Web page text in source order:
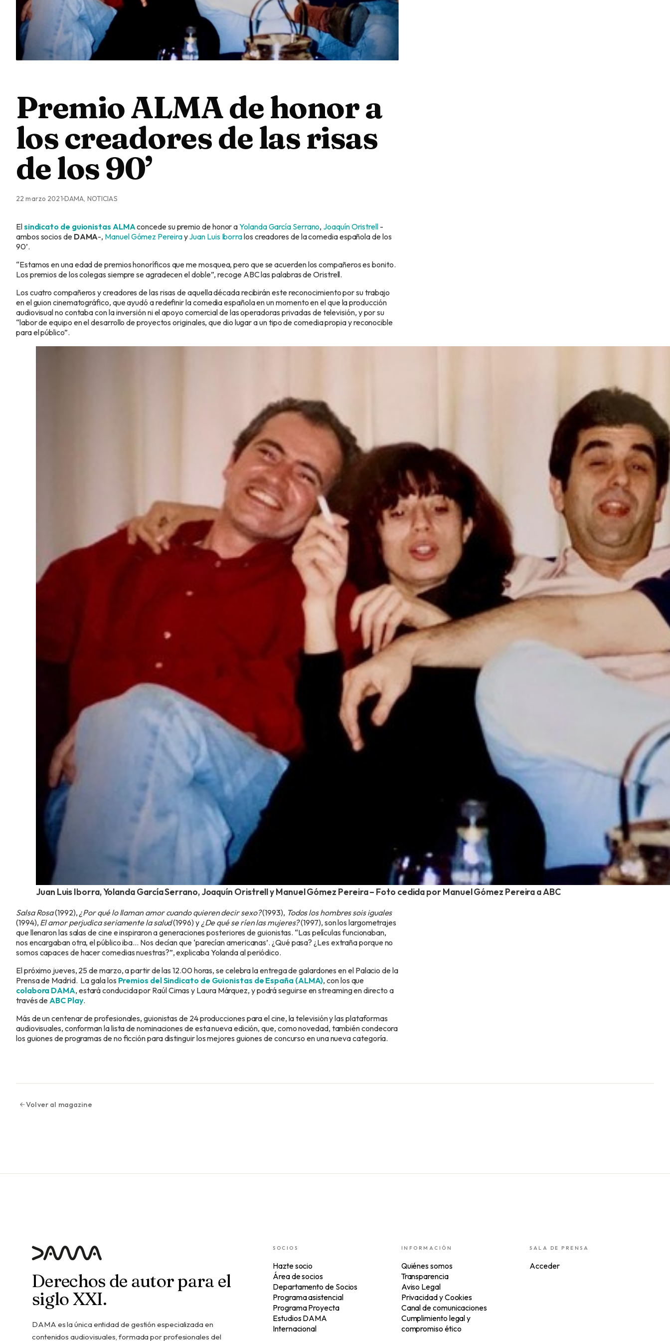
Premio ALMA de honor a
los creadores de las risas
de los 90’
22 marzo 2021 DAMA, NOTICIAS
Elsindicato de guionistas ALMAconcede su premio de honor aYolanda García Serrano, Joaquín Oristrell-
ambos socios de DAMA-, Manuel Gómez PereirayJuan Luis Iborralos creadores de la comedia española de los
90’.
“Estamos en una edad de premios honoríficos que me mosquea, pero que se acuerden los compañeros es bonito.
Los premios de los colegas siempre se agradecen el doble”, recoge ABC las palabras de Oristrell.
Los cuatro compañeros y creadores de las risas de aquella década recibirán este reconocimiento por su trabajo
en el guion cinematográfico, que ayudó a redefinir la comedia española en un momento en el que la producción
audiovisual no contaba con la inversión ni el apoyo comercial de las operadoras privadas de televisión, y por su
“labor de equipo en el desarrollo de proyectos originales, que dio lugar a un tipo de comedia propia y reconocible
para el público”.
Juan Luis Iborra, Yolanda García Serrano, Joaquín Oristrell y Manuel Gómez Pereira – Foto cedida por Manuel Gómez Pereira a ABC
Salsa Rosa(1992), ¿Por qué lo llaman amor cuando quieren decir sexo?(1993), Todos los hombres sois iguales
(1994), El amor perjudica seriamente la salud(1996) y ¿De qué se ríen las mujeres?(1997), son los largometrajes
que llenaron las salas de cine e inspiraron a generaciones posteriores de guionistas. “Las películas funcionaban,
nos encargaban otra, el público iba… Nos decían que ‘parecían americanas’. ¿Qué pasa? ¿Les extraña porque no
somos capaces de hacer comedias nuestras?”, explicaba Yolanda al periódico.
El próximo jueves, 25 de marzo, a partir de las 12.00 horas, se celebra la entrega de galardones en el Palacio de la
Prensa de Madrid. La gala los Premios del Sindicato de Guionistas de España (ALMA), con los que
colabora DAMA, estará conducida por Raúl Cimas y Laura Márquez, y podrá seguirse en streaming en directo a
través deABC Play.
Más de un centenar de profesionales, guionistas de 24 producciones para el cine, la televisión y las plataformas
audiovisuales, conforman la lista de nominaciones de esta nueva edición, que, como novedad, también condecora
los guiones de programas de no ficción para distinguir los mejores guiones de concurso en una nueva categoría.
Volver al magazine
Derechos de autor para el
siglo XXI.
DAMA es la única entidad de gestión especializada en
contenidos audiovisuales, formada por profesionales del
SOCIOS
Hazte socio
Área de socios
Departamento de Socios
Programa asistencial
Programa Proyecta
Estudios DAMA
Internacional
INFORMACIÓN
Quiénes somos
Transparencia
Aviso Legal
Privacidad y Cookies
Canal de comunicaciones
Cumplimiento legal y
compromiso ético
SALA DE PRENSA
Acceder